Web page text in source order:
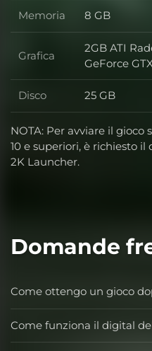
Memoria Memoria
8 GB
Grafica Grafica
2GB ATI
GeForce
Disco Disco
25 GB
NOTA: Per avviare il
10 e superiori, è richiesto
2K Launcher.
Domande
Come ottengo un gioco
Come funziona il digital